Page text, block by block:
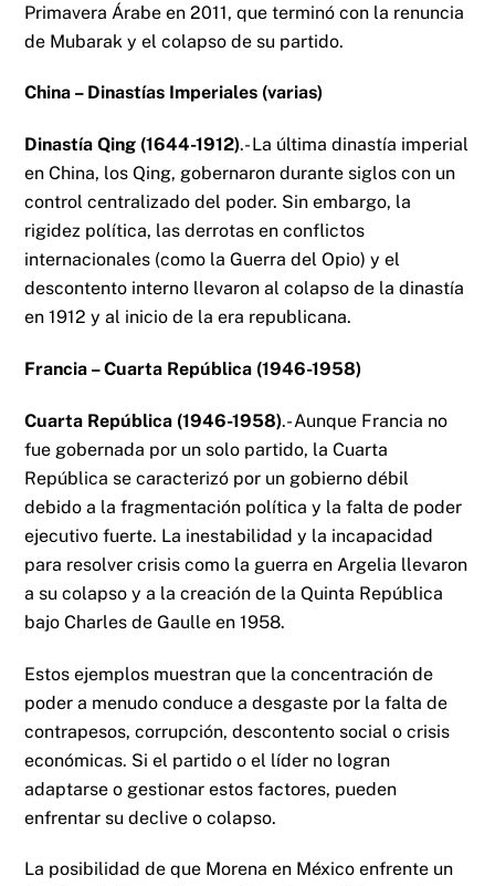
Primavera Árabe en 2011, que terminó con la renuncia
de Mubarak y el colapso de su partido.
China – Dinastías Imperiales (varias)
Dinastía Qing (1644-1912).- La última dinastía imperial
en China, los Qing, gobernaron durante siglos con un
control centralizado del poder. Sin embargo, la
rigidez política, las derrotas en conflictos
internacionales (como la Guerra del Opio) y el
descontento interno llevaron al colapso de la dinastía
en 1912 y al inicio de la era republicana.
Francia – Cuarta República (1946-1958)
Cuarta República (1946-1958).- Aunque Francia no
fue gobernada por un solo partido, la Cuarta
República se caracterizó por un gobierno débil
debido a la fragmentación política y la falta de poder
ejecutivo fuerte. La inestabilidad y la incapacidad
para resolver crisis como la guerra en Argelia llevaron
a su colapso y a la creación de la Quinta República
bajo Charles de Gaulle en 1958.
Estos ejemplos muestran que la concentración de
poder a menudo conduce a desgaste por la falta de
contrapesos, corrupción, descontento social o crisis
económicas. Si el partido o el líder no logran
adaptarse o gestionar estos factores, pueden
enfrentar su declive o colapso.
La posibilidad de que Morena en México enfrente un